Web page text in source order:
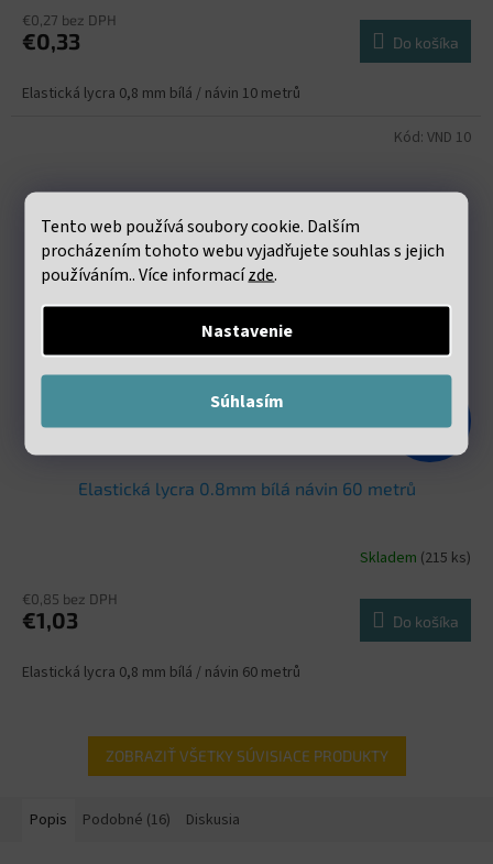
Tento web používá soubory cookie. Dalším
procházením tohoto webu vyjadřujete souhlas s jejich
používáním.. Více informacízde.
Nastavenie
Súhlasím
€0,27 bez DPH
€0,33 Do košíka
Elastická lycra 0,8 mm bílá / návin 10 metrů
–47 %
Elastická lycra 0.8mm bílá návin 60 metrů
Skladem (215 ks)
€0,85 bez DPH
€1,03 Do košíka
Elastická lycra 0,8 mm bílá / návin 60 metrů
Kód: VND 10
ZOBRAZIŤ VŠETKY SÚVISIACE PRODUKTY
Popis Podobné (16) Diskusia